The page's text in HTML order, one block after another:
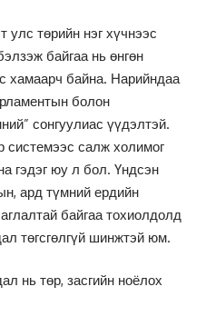
улс төрийн нэг хүчнээс
байгаа нь өнгөн
хамаарч байна. Нарийндаа
болон
сонгуулиас үүдэлтэй.
системээс салж холимог
гэдэг юу л бол. Үндсэн
ард түмний ердийн
байгаа тохиолдолд
төгсгөлгүй шинжтэй юм.
нь төр, засгийн ноёлох